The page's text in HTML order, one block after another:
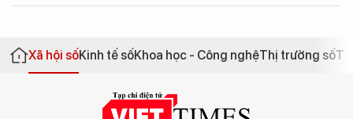
Xã hội sốKinh tế sốKhoa học - Công nghệThị trường số